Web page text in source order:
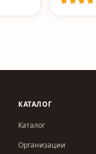
КАТАЛОГ
Каталог
Организации